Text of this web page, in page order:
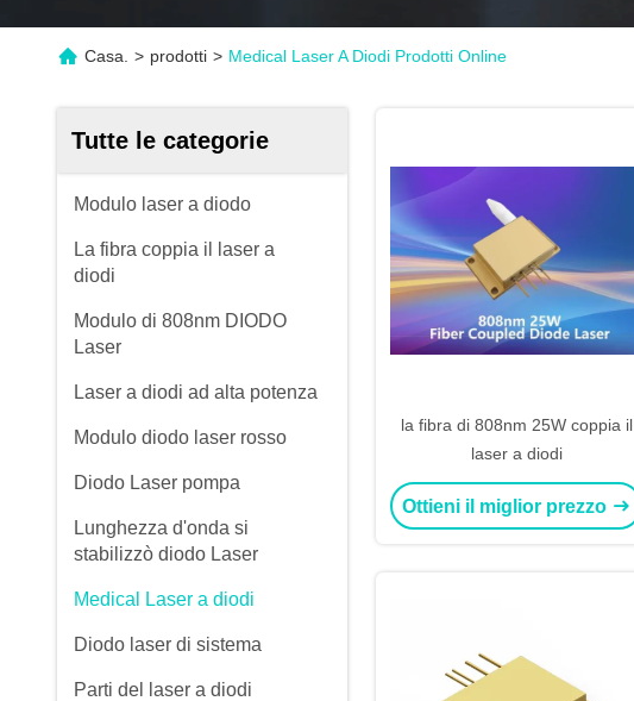
Casa. > prodotti > Medical Laser A Diodi Prodotti Online
Tutte le categorie
Modulo laser a diodo
La fibra coppia il laser a
diodi
Modulo di 808nm DIODO
Laser
Laser a diodi ad alta potenza
Modulo diodo laser rosso
Diodo Laser pompa
Lunghezza d'onda si
stabilizzò diodo Laser
Medical Laser a diodi
Diodo laser di sistema
Parti del laser a diodi
la fibra di 808nm 25W coppia il
laser a diodi
Ottieni il miglior prezzo